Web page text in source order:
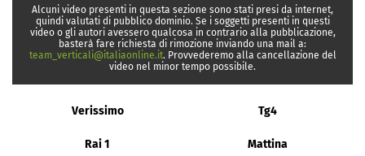
Alcuni video presenti in questa sezione sono stati presi da internet,
quindi valutati di pubblico dominio. Se i soggetti presenti in questi
video o gli autori avessero qualcosa in contrario alla pubblicazione,
basterà fare richiesta di rimozione inviando una mail a:
team_verticali@italiaonline.it. Provvederemo alla cancellazione del
video nel minor tempo possibile.
Verissimo Tg4
Rai 1 Mattina